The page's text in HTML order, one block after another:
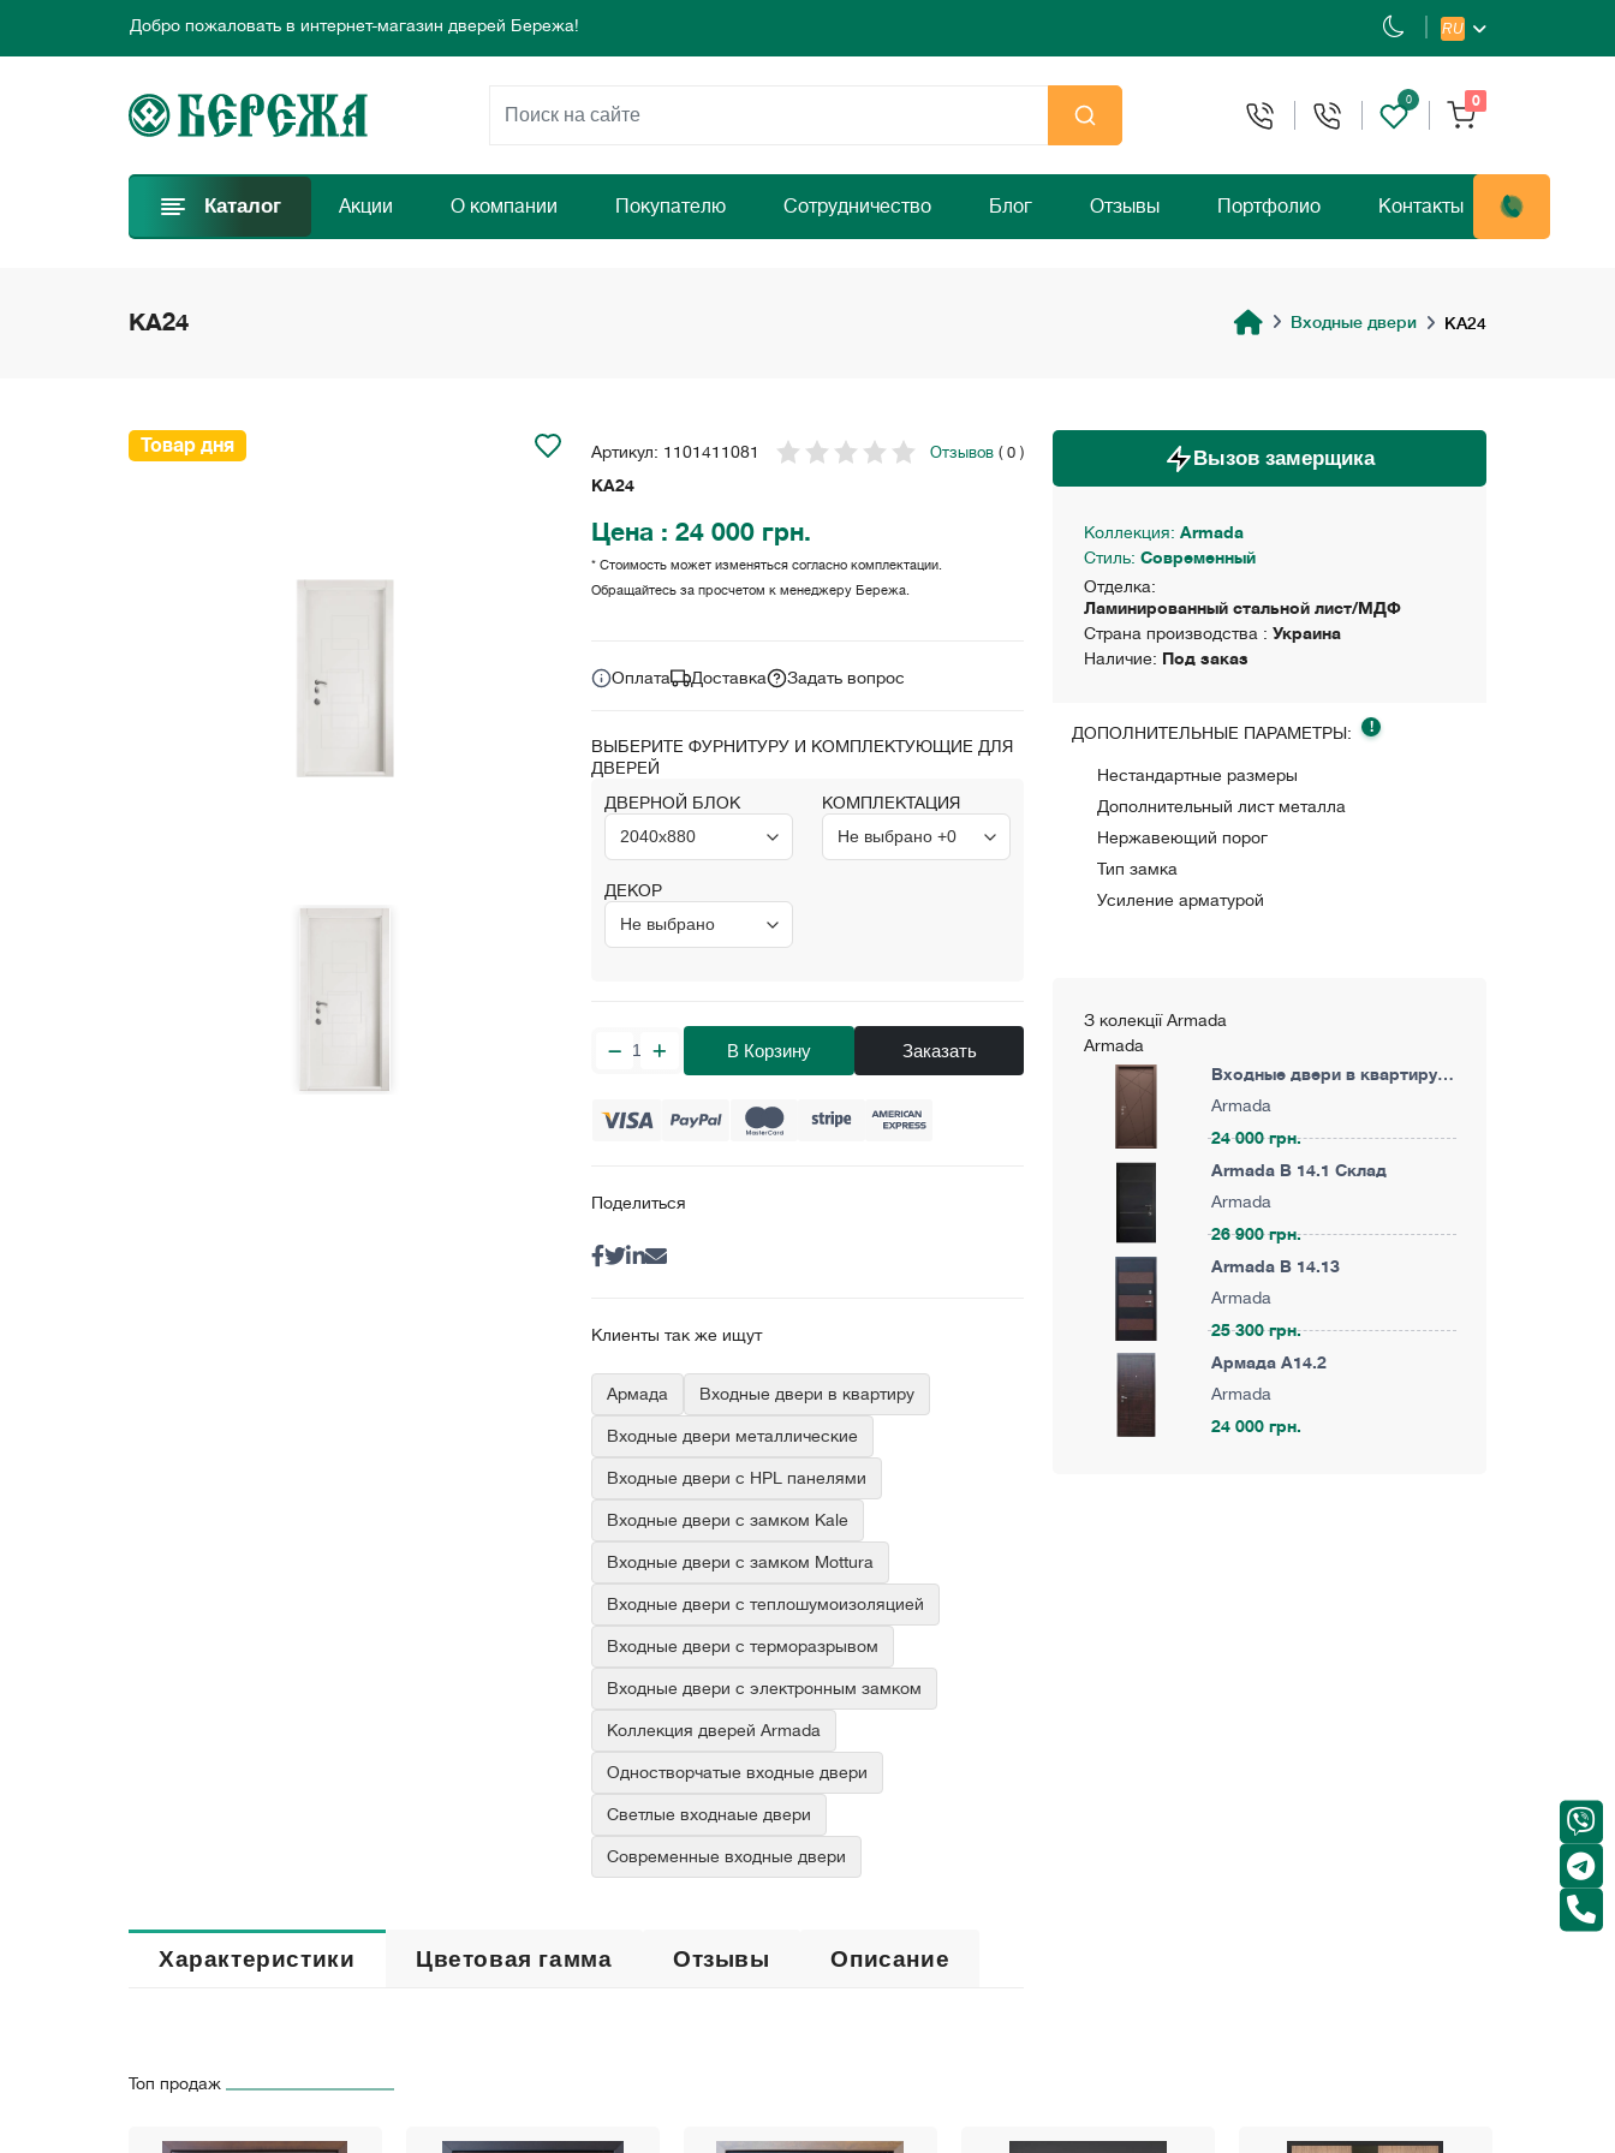
Добро пожаловать в интернет-магазин дверей Бережа!
Предлагаем новые выгодные предложения каждый день для комфорта и уюта вашего дома
Добро пожаловать в интернет-магазин дверей Бережа!
Предлагаем новые выгодные предложения каждый день для комфорта и уюта вашего дома
RU
0 0
Каталог Акции О компании Покупателю Сотрудничество Блог Отзывы Портфолио Контакты
KA24 Входные двери KA24
Товар дня Артикул: 1101411081 Отзывов ( 0 )
KA24
Цена : 24 000 грн.
* Стоимость может изменяться согласно комплектации.
Обращайтесь за просчетом к менеджеру Бережа.
Оплата Доставка Задать вопрос
ВЫБЕРИТЕ ФУРНИТУРУ И КОМПЛЕКТУЮЩИЕ ДЛЯ
ДВЕРЕЙ
ДВЕРНОЙ БЛОК
КОМПЛЕКТАЦИЯ
ДЕКОР
В Корзину Заказать
Поделиться
Клиенты так же ищут
Армада Входные двери в квартиру
Входные двери металлические
Входные двери с HPL панелями
Входные двери с замком Kale
Входные двери с замком Mottura
Входные двери с теплошумоизоляцией
Входные двери с терморазрывом
Входные двери с электронным замком
Коллекция дверей Armada
Одностворчатые входные двери
Светлые входнаые двери
Современные входные двери
Вызов замерщика
Коллекция: Armada
Стиль: Современный
Отделка:
Ламинированный стальной лист/МДФ
Страна производства : Украина
Наличие: Под заказ
ДОПОЛНИТЕЛЬНЫЕ ПАРАМЕТРЫ: !
Нестандартные размеры
Дополнительный лист металла
Нержавеющий порог
Тип замка
Усиление арматурой
З колекції Armada
Armada
Входные двери в квартиру
Армада KA29
Armada
24 000 грн.
Armada B 14.1 Склад
Armada
26 900 грн.
Armada B 14.13
Armada
25 300 грн.
Армада A14.2
Armada
24 000 грн.
Характеристики Цветовая гамма Отзывы Описание
Топ продаж